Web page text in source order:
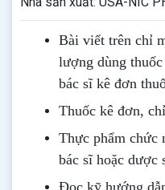
Bài viết trên chỉ
lượng dùng
bác sĩ kê đơn
Thuốc kê đơn,
Thực phẩm chức
bác sĩ hoặc dược
Đọc kỹ hướng